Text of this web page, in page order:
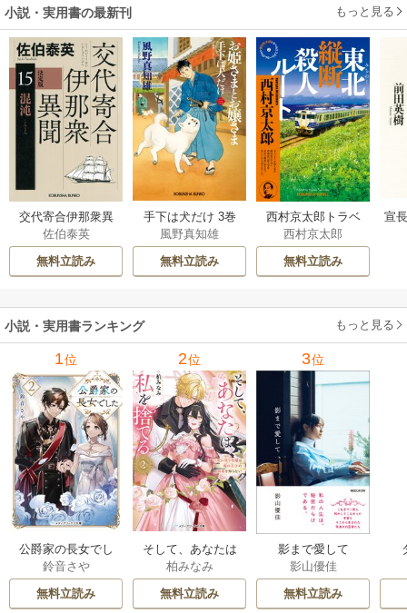
小説・実用書の最新刊 もっと見る
交代寄合伊那衆異
聞 15巻
佐伯泰英
無料立読み
手下は犬だけ 3巻
風野真知雄
無料立読み
西村京太郎トラベ
ルミステリー・セ
レクション 2巻
西村京太郎
無料立読み
宣
小説・実用書ランキング もっと見る
1位
公爵家の長女でし
た
鈴音さや
無料立読み
2位
そして、あなたは
私を捨てる
柏みなみ
無料立読み
3位
影まで愛して
影山優佳
無料立読み